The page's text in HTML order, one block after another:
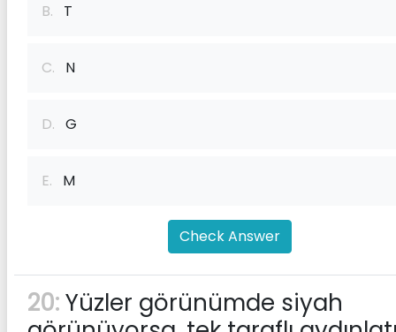
B. T
C. N
D. G
E. M
Check Answer
20:Yüzler görünümde siyah